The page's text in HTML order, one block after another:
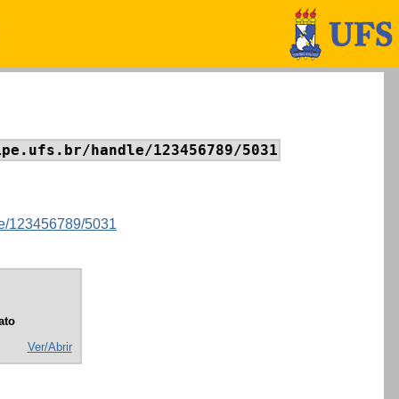
handle/123456789/5031
123456789/5031
Ver/Abrir